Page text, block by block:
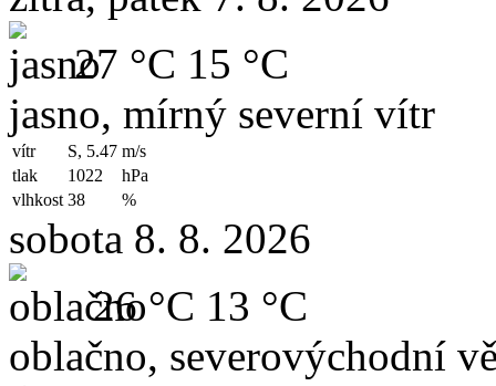
27 °C 15 °C
jasno, mírný severní vítr
vítr S, 5.47 m/s
tlak
1022
hPa
vlhkost 38 %
sobota 8. 8. 2026
26 °C 13 °C
oblačno, severovýchodní